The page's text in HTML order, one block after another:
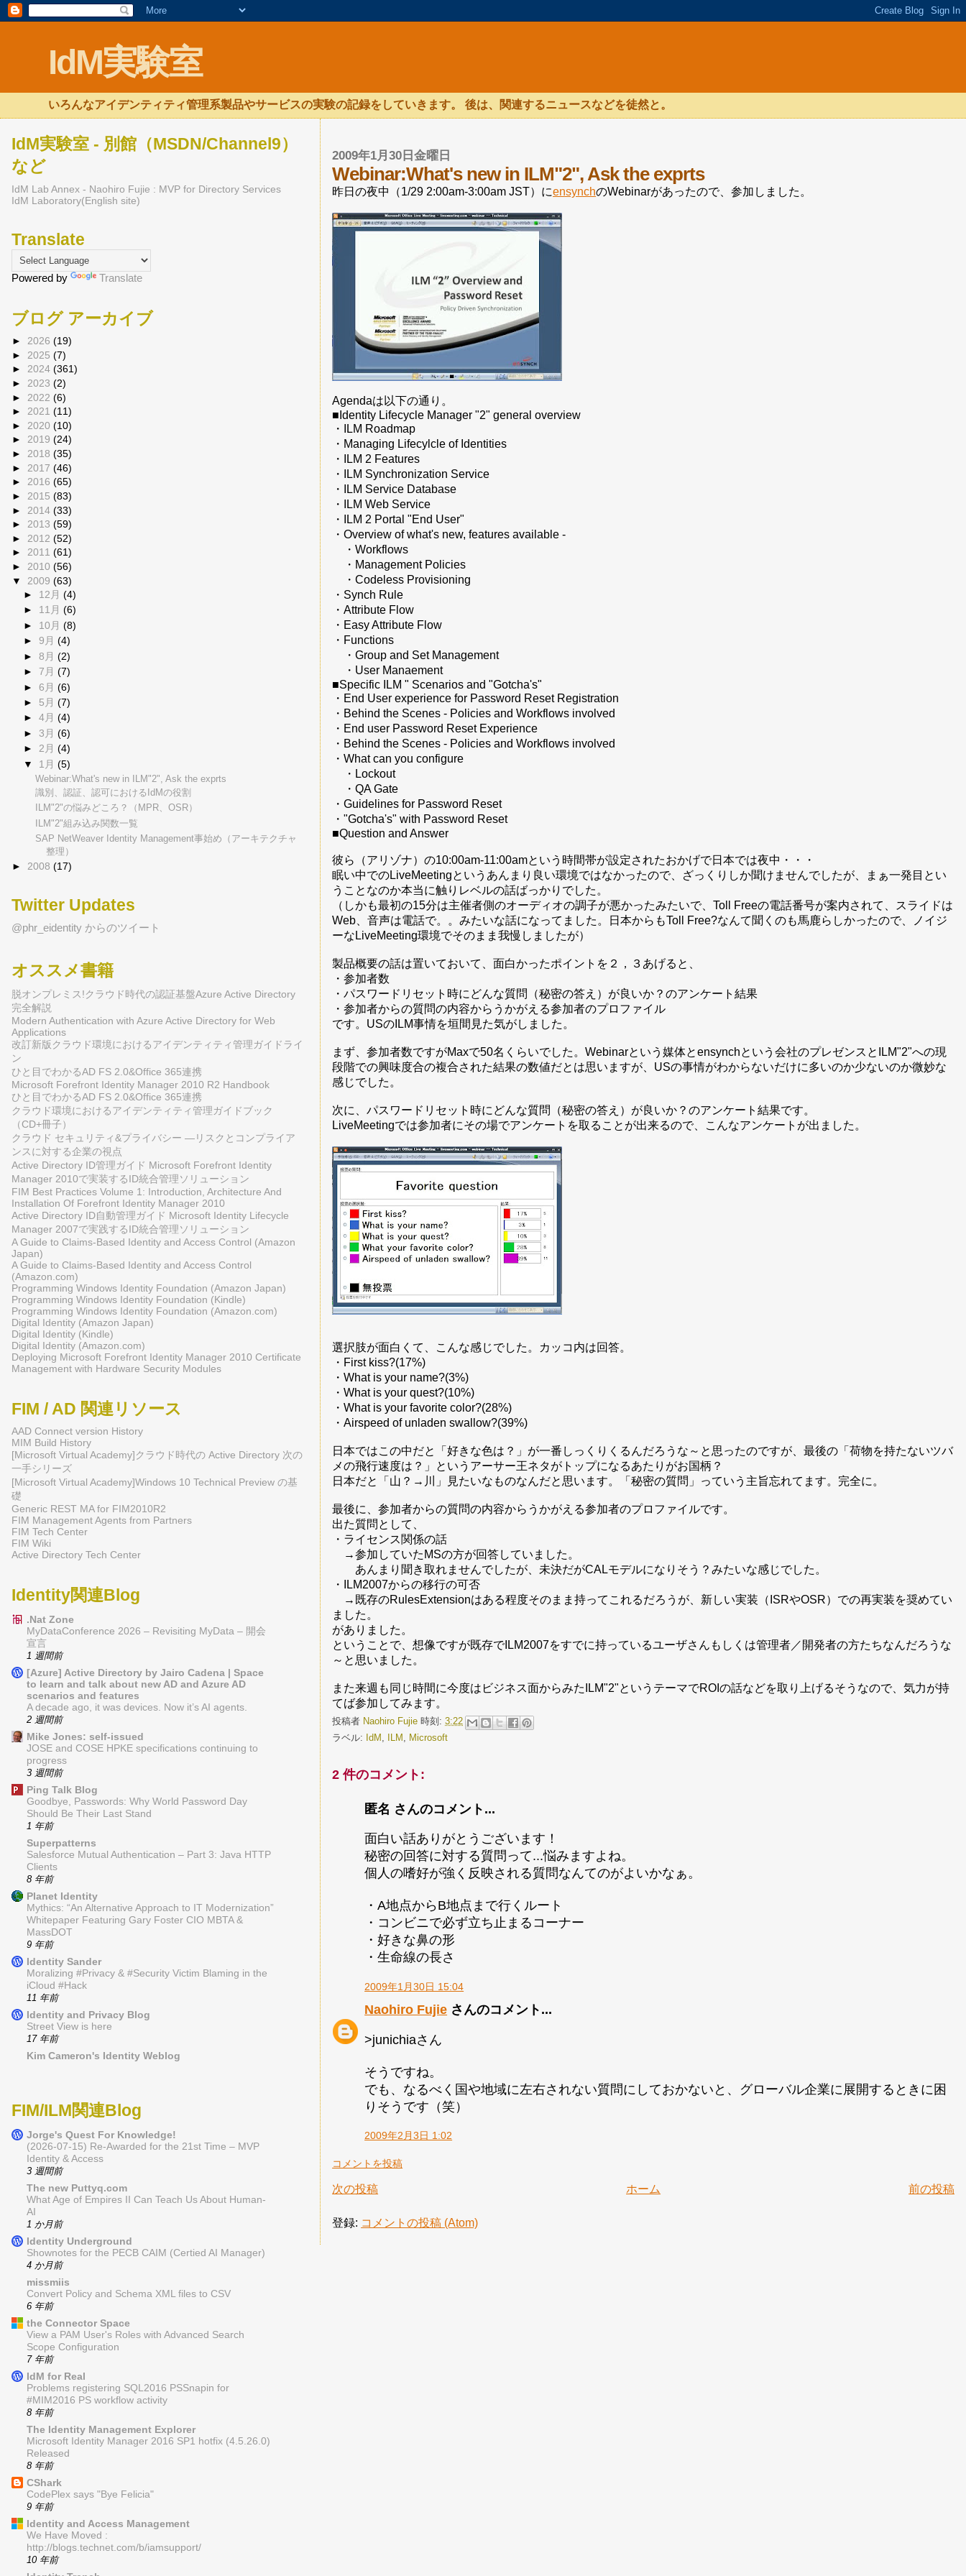
IdM実験室
いろんなアイデンティティ管理系製品やサービスの実験の記録をしていきます。 後は、関連するニュースなどを徒然と。
2009年1月30日金曜日
Webinar:What's new in ILM"2", Ask the exprts
昨日の夜中（1/29 2:00am-3:00am JST）にensynchのWebinarがあったので、参加しました。
Agendaは以下の通り。
■Identity Lifecycle Manager "2" general overview
・ILM Roadmap
・Managing Lifecylcle of Identities
・ILM 2 Features
・ILM Synchronization Service
・ILM Service Database
・ILM Web Service
・ILM 2 Portal "End User"
・Overview of what's new, features available -
・Workflows
・Management Policies
・Codeless Provisioning
・Synch Rule
・Attribute Flow
・Easy Attribute Flow
・Functions
・Group and Set Management
・User Manaement
■Specific ILM " Scenarios and "Gotcha's"
・End User experience for Password Reset Registration
・Behind the Scenes - Policies and Workflows involved
・End user Password Reset Experience
・Behind the Scenes - Policies and Workflows involved
・What can you configure
・Lockout
・QA Gate
・Guidelines for Password Reset
・"Gotcha's" with Password Reset
■Question and Answer
彼ら（アリゾナ）の10:00am-11:00amという時間帯が設定されたおかげで日本では夜中・・・
眠い中でのLiveMeetingというあんまり良い環境ではなかったので、ざっくりしか聞けませんでしたが、まぁ一発目とい
うことなのか本当に触りレベルの話ばっかりでした。
（しかも最初の15分は主催者側のオーディオの調子が悪かったみたいで、Toll Freeの電話番号が案内されて、スライドは
Web、音声は電話で。。みたいな話になってました。日本からもToll Free?なんて聞くのも馬鹿らしかったので、ノイジ
ーなLiveMeeting環境でそのまま我慢しましたが）
製品概要の話は置いておいて、面白かったポイントを２，３あげると、
・参加者数
・パスワードリセット時にどんな質問（秘密の答え）が良いか？のアンケート結果
・参加者からの質問の内容からうかがえる参加者のプロファイル
です。USのILM事情を垣間見た気がしました。
まず、参加者数ですがMaxで50名くらいでした。Webinarという媒体とensynchという会社のプレゼンスとILM"2"への現
段階での興味度合の複合された結果の数値だとは思いますが、USの事情がわからないだけに多いのか少ないのか微妙な
感じでした。
次に、パスワードリセット時にどんな質問（秘密の答え）が良いか？のアンケート結果です。
LiveMeetingでは参加者にその場でアンケートを取ることが出来るので、こんなアンケートが出ました。
選択肢が面白くて、こんな感じでした。カッコ内は回答。
・First kiss?(17%)
・What is your name?(3%)
・What is your quest?(10%)
・What is your favorite color?(28%)
・Airspeed of unladen swallow?(39%)
日本ではこの中だと「好きな色は？」が一番しっくりくるんだろうな～と思ったのですが、最後の「荷物を持たないツバ
メの飛行速度は？」というアーサー王ネタがトップになるあたりがお国柄？
日本だと「山？→川」見たいなものなんだと思います。「秘密の質問」っていう主旨忘れてます。完全に。
最後に、参加者からの質問の内容からうかがえる参加者のプロファイルです。
出た質問として、
・ライセンス関係の話
→参加していたMSの方が回答していました。
あんまり聞き取れませんでしたが、未決だがCALモデルになりそう？みたいな感じでした。
・ILM2007からの移行の可否
→既存のRulesExtensionはある程度そのまま持ってこれるだろうが、新しい実装（ISRやOSR）での再実装を奨めてい
ました。
がありました。
ということで、想像ですが既存でILM2007をすでに持っているユーザさんもしくは管理者／開発者の方たちなんだろうな
～と思いました。
また来週も同じ時間に今度はビジネス面からみたILM"2"というテーマでROIの話などを取り上げるそうなので、気力が持
てば参加してみます。
投稿者 Naohiro Fujie 時刻:3:22
ラベル: IdM , ILM , Microsoft
2 件のコメント:
匿名 さんのコメント...
面白い話ありがとうございます！
秘密の回答に対する質問って...悩みますよね。
個人の嗜好が強く反映される質問なんてのがよいかなぁ。
・A地点からB地点まで行くルート
・コンビニで必ず立ち止まるコーナー
・好きな鼻の形
・生命線の長さ
2009年1月30日 15:04
Naohiro Fujie さんのコメント...
>junichiaさん
そうですね。
でも、なるべく国や地域に左右されない質問にしておかないと、グローバル企業に展開するときに困
りそうです（笑）
2009年2月3日 1:02
コメントを投稿
次の投稿 前の投稿
ホーム
登録: コメントの投稿 (Atom)
IdM実験室 - 別館（MSDN/Channel9）
など
IdM Lab Annex - Naohiro Fujie : MVP for Directory Services
IdM Laboratory(English site)
Translate
Powered by Translate
ブログ アーカイブ
► 2026 (19)
► 2025 (7)
► 2024 (361)
► 2023 (2)
► 2022 (6)
► 2021 (11)
► 2020 (10)
► 2019 (24)
► 2018 (35)
► 2017 (46)
► 2016 (65)
► 2015 (83)
► 2014 (33)
► 2013 (59)
► 2012 (52)
► 2011 (61)
► 2010 (56)
▼ 2009 (63)
► 12月(4)
► 11月(6)
► 10月(8)
►9月(4)
►8月(2)
►7月(7)
►6月(6)
► 5月(7)
►4月(4)
► 3月(6)
►2月(4)
▼ 1月(5)
Webinar:What's new in ILM"2", Ask the exprts
識別、認証、認可におけるIdMの役割
ILM"2"の悩みどころ？（MPR、OSR）
ILM"2"組み込み関数一覧
SAP NetWeaver Identity Management事始め（アーキテクチャ
整理）
► 2008 (17)
Twitter Updates
@phr_eidentity からのツイート
オススメ書籍
脱オンプレミス!クラウド時代の認証基盤Azure Active Directory
完全解説
Modern Authentication with Azure Active Directory for Web
Applications
改訂新版クラウド環境におけるアイデンティティ管理ガイドライ
ン
ひと目でわかるAD FS 2.0&Office 365連携
Microsoft Forefront Identity Manager 2010 R2 Handbook
ひと目でわかるAD FS 2.0&Office 365連携
クラウド環境におけるアイデンティティ管理ガイドブック
（CD+冊子）
クラウド セキュリティ&プライバシー ―リスクとコンプライア
ンスに対する企業の視点
Active Directory ID管理ガイド Microsoft Forefront Identity
Manager 2010で実装するID統合管理ソリューション
FIM Best Practices Volume 1: Introduction, Architecture And
Installation Of Forefront Identity Manager 2010
Active Directory ID自動管理ガイド Microsoft Identity Lifecycle
Manager 2007で実践するID統合管理ソリューション
A Guide to Claims-Based Identity and Access Control (Amazon
Japan)
A Guide to Claims-Based Identity and Access Control
(Amazon.com)
Programming Windows Identity Foundation (Amazon Japan)
Programming Windows Identity Foundation (Kindle)
Programming Windows Identity Foundation (Amazon.com)
Digital Identity (Amazon Japan)
Digital Identity (Kindle)
Digital Identity (Amazon.com)
Deploying Microsoft Forefront Identity Manager 2010 Certificate
Management with Hardware Security Modules
FIM / AD 関連リソース
AAD Connect version History
MIM Build History
[Microsoft Virtual Academy]クラウド時代の Active Directory 次の
一手シリーズ
[Microsoft Virtual Academy]Windows 10 Technical Preview の基
礎
Generic REST MA for FIM2010R2
FIM Management Agents from Partners
FIM Tech Center
FIM Wiki
Active Directory Tech Center
Identity関連Blog
.Nat Zone
MyDataConference 2026 – Revisiting MyData – 開会
宣言
1 週間前
[Azure] Active Directory by Jairo Cadena | Space
to learn and talk about new AD and Azure AD
scenarios and features
A decade ago, it was devices. Now it’s AI agents.
2 週間前
Mike Jones: self-issued
JOSE and COSE HPKE specifications continuing to
progress
3 週間前
Ping Talk Blog
Goodbye, Passwords: Why World Password Day
Should Be Their Last Stand
1 年前
Superpatterns
Salesforce Mutual Authentication – Part 3: Java HTTP
Clients
8 年前
Planet Identity
Mythics: “An Alternative Approach to IT Modernization”
Whitepaper Featuring Gary Foster CIO MBTA &
MassDOT
9 年前
Identity Sander
Moralizing #Privacy & #Security Victim Blaming in the
iCloud #Hack
11 年前
Identity and Privacy Blog
Street View is here
17 年前
Kim Cameron's Identity Weblog
FIM/ILM関連Blog
Jorge's Quest For Knowledge!
(2026-07-15) Re-Awarded for the 21st Time – MVP
Identity & Access
3 週間前
The new Puttyq.com
What Age of Empires II Can Teach Us About Human-
AI
1 か月前
Identity Underground
Shownotes for the PECB CAIM (Certied AI Manager)
4 か月前
missmiis
Convert Policy and Schema XML files to CSV
6 年前
the Connector Space
View a PAM User's Roles with Advanced Search
Scope Configuration
7 年前
IdM for Real
Problems registering SQL2016 PSSnapin for
#MIM2016 PS workflow activity
8 年前
The Identity Management Explorer
Microsoft Identity Manager 2016 SP1 hotfix (4.5.26.0)
Released
8 年前
CShark
CodePlex says "Bye Felicia"
9 年前
Identity and Access Management
We Have Moved :
http://blogs.technet.com/b/iamsupport/
10 年前